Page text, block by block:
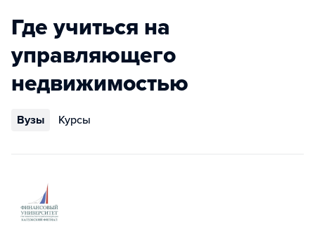
Где учиться на
управляющего
недвижимостью
Вузы Курсы